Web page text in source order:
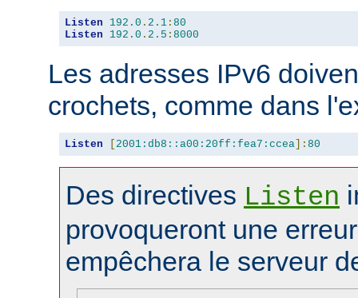
Listen 192.0 . 2.1 : 80
Listen
192.0 . 2.5 : 8000
Les adresses IPv6
crochets, comme dans
Listen [ 2001:db8::a00:20ff:fea7:ccea]: 80
Des directives Listen
provoqueront une
empêchera le serveur